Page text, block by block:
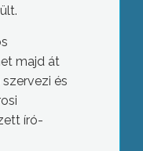
majd át
és
író-